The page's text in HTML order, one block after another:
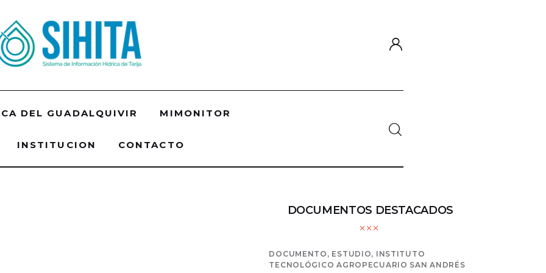
DEL GUADALQUIVIR MIMONITOR
INSTITUCION CONTACTO
de los Recursos Hídricos de la Alta Cuenca del Río Bermejo y del Río Grande de
DOCUMENTOS DESTACADOS
DOCUMENTO, ESTUDIO, INSTITUTO
TECNOLÓGICO AGROPECUARIO SAN ANDRÉS